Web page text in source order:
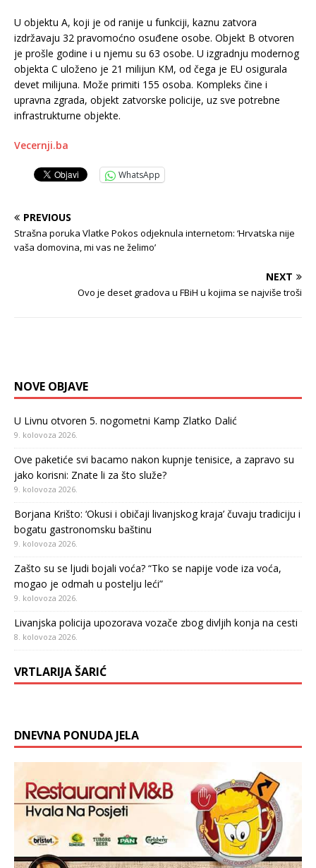
U objektu A, koji je od ranije u funkciji, kaznu zatvora
izdržavaju 32 pravomoćno osuđene osobe. Objekt B otvoren
je prošle godine i u njemu su 63 osobe. U izgradnju modernog
objekta C uloženo je 21 milijun KM, od čega je EU osigurala
devet milijuna. Može primiti 155 osoba. Kompleks čine i
upravna zgrada, objekt zatvorske policije, uz sve potrebne
infrastrukturne objekte.
Vecernji.ba
WhatsApp
PREVIOUS
Strašna poruka Vlatke Pokos odjeknula internetom: ‘Hrvatska nije
vaša domovina, mi vas ne želimo’
NEXT
Ovo je deset gradova u FBiH u kojima se najviše troši
NOVE OBJAVE
U Livnu otvoren 5. nogometni Kamp Zlatko Dalić
9. kolovoza 2026.
Ove paketiće svi bacamo nakon kupnje tenisice, a zapravo su
jako korisni: Znate li za što služe?
9. kolovoza 2026.
Borjana Krišto: ‘Okusi i običaji livanjskog kraja’ čuvaju tradiciju i
bogatu gastronomsku baštinu
9. kolovoza 2026.
Zašto su se ljudi bojali voća? “Tko se napije vode iza voća,
mogao je odmah u postelju leći”
9. kolovoza 2026.
Livanjska policija upozorava vozače zbog divljih konja na cesti
8. kolovoza 2026.
VRTLARIJA ŠARIĆ
DNEVNA PONUDA JELA